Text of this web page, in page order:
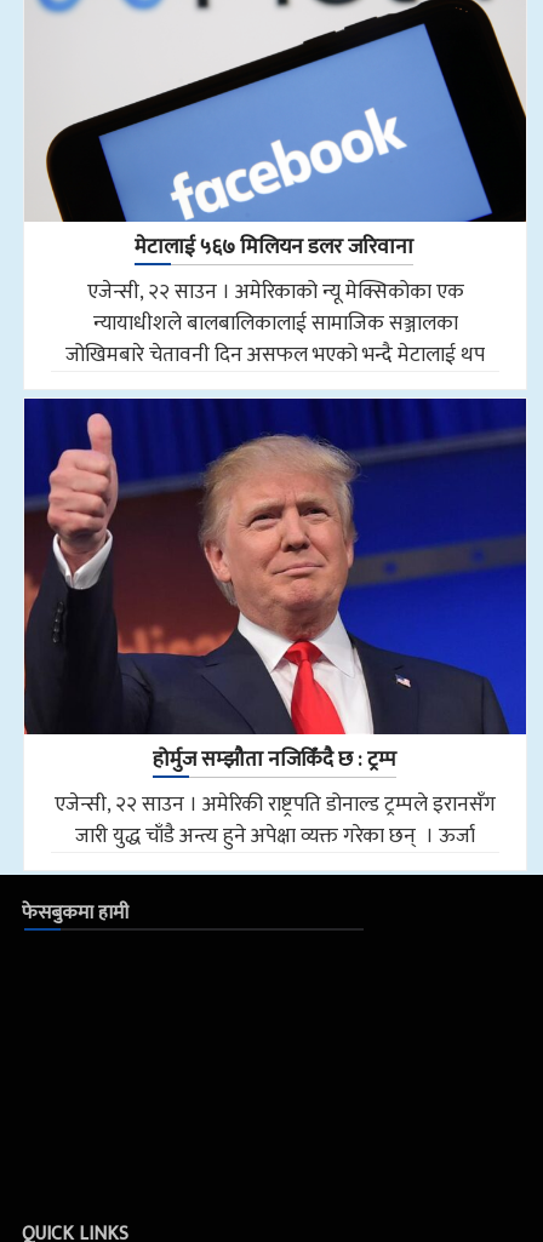
मेटालाई ५६७ मिलियन डलर जरिवाना
एजेन्सी, २२ साउन । अमेरिकाको न्यू मेक्सिकोका एक
न्यायाधीशले बालबालिकालाई सामाजिक सञ्जालका
जोखिमबारे चेतावनी दिन असफल भएको भन्दै मेटालाई थप
होर्मुज सम्झौता नजिकिँदै छ : ट्रम्प
एजेन्सी, २२ साउन । अमेरिकी राष्ट्रपति डोनाल्ड ट्रम्पले इरानसँग
जारी युद्ध चाँडै अन्त्य हुने अपेक्षा व्यक्त गरेका छन् । ऊर्जा
फेसबुकमा हामी
QUICK LINKS